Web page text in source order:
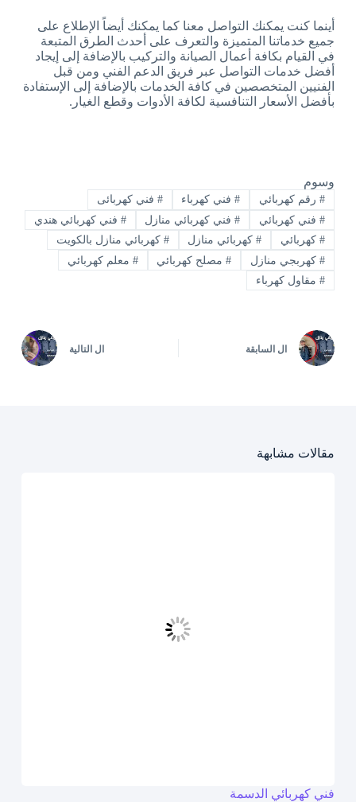
أينما كنت يمكنك التواصل معنا كما يمكنك أيضاً الإطلاع على
جميع خدماتنا المتميزة والتعرف على أحدث الطرق المتبعة
في القيام بكافة أعمال الصيانة والتركيب بالإضافة إلى إيجاد
أفضل خدمات التواصل عبر فريق الدعم الفني ومن قبل
الفنيين المتخصصين في كافة الخدمات بالإضافة إلى الإستفادة
بأفضل الأسعار التنافسية لكافة الأدوات وقطع الغيار.
وسوم
#رقم كهربائي #فني كهرباء # فني كهربائى
#فني كهربائي #فني كهربائي منازل # فني كهربائي هندي
#كهربائي #كهربائي منازل # كهربائي منازل بالكويت
#كهربجي منازل #مصلح كهربائي # معلم كهربائي
#مقاول كهرباء
ال السابقة ال التالية
مقالات مشابهة
فني كهربائي الدسمة